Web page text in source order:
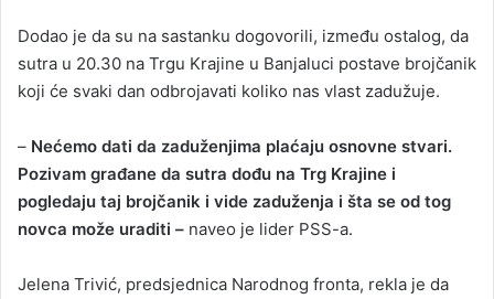
Dodao je da su na sastanku dogovorili, između ostalog, da
sutra u 20.30 na Trgu Krajine u Banjaluci postave brojčanik
koji će svaki dan odbrojavati koliko nas vlast zadužuje.
– Nećemo dati da zaduženjima plaćaju osnovne stvari.
Pozivam građane da sutra dođu na Trg Krajine i
pogledaju taj brojčanik i vide zaduženja i šta se od tog
novca može uraditi – naveo je lider PSS-a.
Jelena Trivić, predsjednica Narodnog fronta, rekla je da